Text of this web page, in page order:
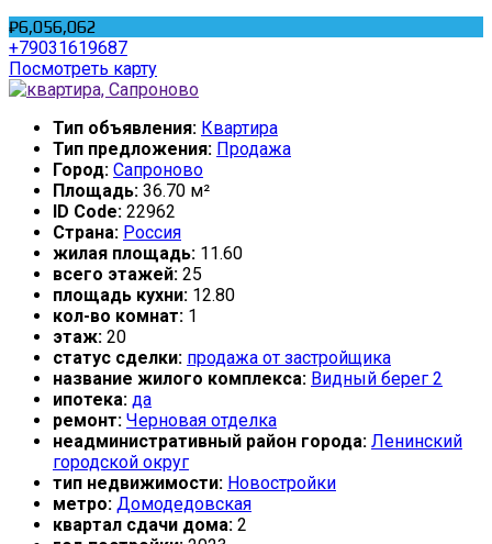
₽6,056,062
+79031619687
Посмотреть карту
Тип объявления: Квартира
Тип предложения: Продажа
Город: Сапроново
Площадь: 36.70 м²
ID Code: 22962
Страна: Россия
жилая площадь: 11.60
всего этажей: 25
площадь кухни: 12.80
кол-во комнат: 1
этаж: 20
статус сделки: продажа от застройщика
название жилого комплекса: Видный берег 2
ипотека: да
ремонт: Черновая отделка
неадминистративный район города: Ленинский
городской округ
тип недвижимости: Новостройки
метро: Домодедовская
квартал сдачи дома: 2